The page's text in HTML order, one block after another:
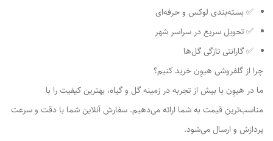
✅ بسته‌بندی لوکس و حرفه‌ای
✅ تحویل سریع در سراسر شهر
✅ گارانتی تازگی گل‌ها
چرا از گلفروشی هیوِن خرید کنیم؟
ما در هیوِن با بیش از تجربه در زمینه گل و گیاه، بهترین کیفیت را با
مناسب‌ترین قیمت به شما ارائه می‌دهیم. سفارش آنلاین شما با دقت و سرعت
پردازش و ارسال می‌شود.